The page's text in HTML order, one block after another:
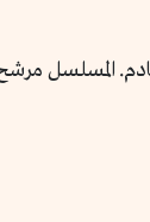
المسلسل